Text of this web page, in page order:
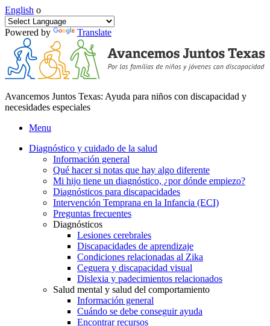
English o
Powered by Translate
Avancemos Juntos Texas: Ayuda para niños con discapacidad y
necesidades especiales
Menu
Diagnóstico y cuidado de la salud
Información general
Qué hacer si notas que hay algo diferente
Mi hijo tiene un diagnóstico, ¿por dónde empiezo?
Diagnósticos para discapacidades
Intervención Temprana en la Infancia (ECI)
Preguntas frecuentes
Diagnósticos
Lesiones cerebrales
Discapacidades de aprendizaje
Condiciones relacionadas al Zika
Ceguera y discapacidad visual
Dislexia y padecimientos relacionados
Salud mental y salud del comportamiento
Información general
Cuándo se debe conseguir ayuda
Encontrar recursos